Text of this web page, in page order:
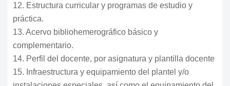
12. Estructura curricular y programas de estudio y
práctica.
13. Acervo bibliohemerográfico básico y
complementario.
14. Perfil del docente, por asignatura y plantilla docente
15. Infraestructura y equipamiento del plantel y/o